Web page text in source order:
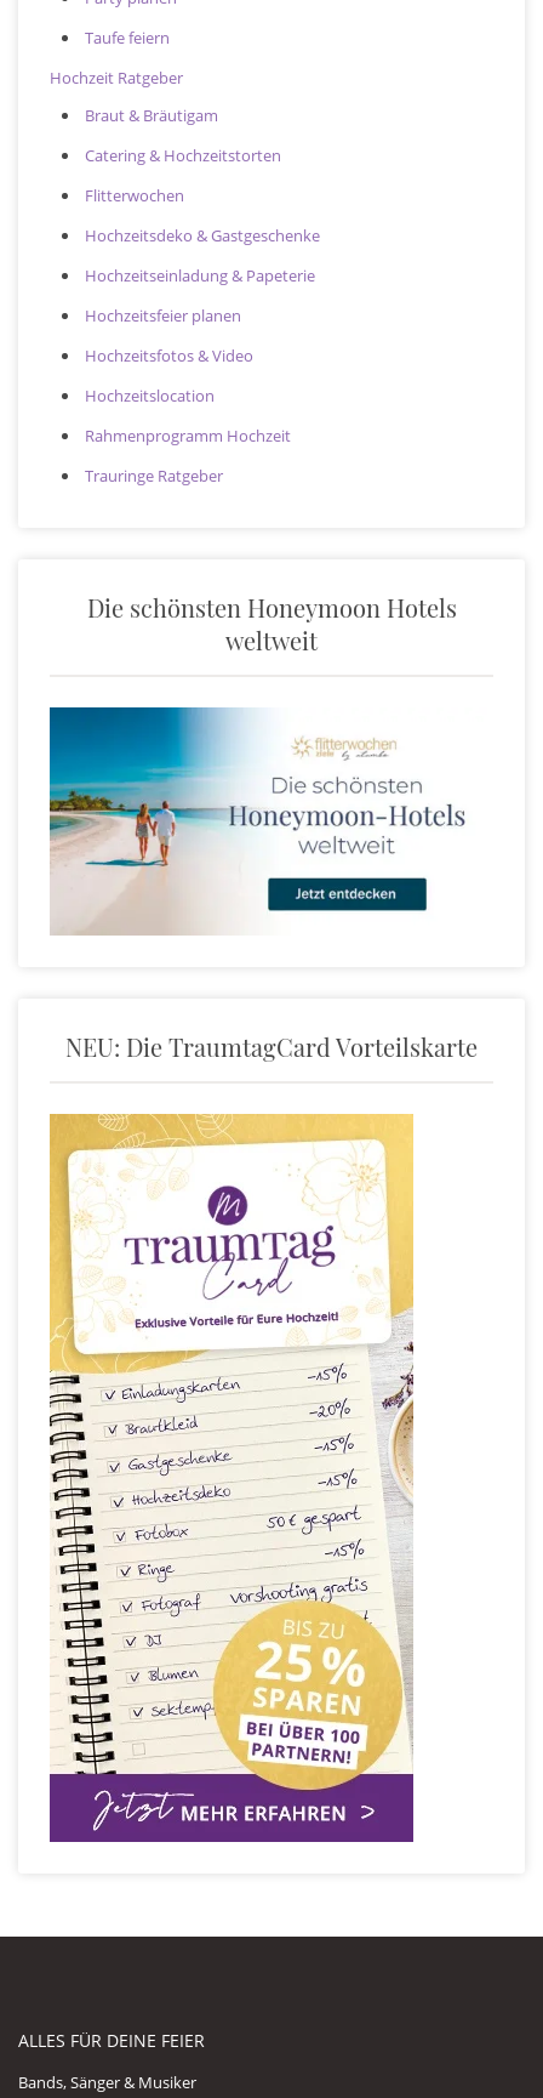
Taufe feiern
Hochzeit Ratgeber
Braut & Bräutigam
Catering & Hochzeitstorten
Flitterwochen
Hochzeitsdeko & Gastgeschenke
Hochzeitseinladung & Papeterie
Hochzeitsfeier planen
Hochzeitsfotos & Video
Hochzeitslocation
Rahmenprogramm Hochzeit
Trauringe Ratgeber
Die schönsten Honeymoon Hotels
weltweit
NEU: Die TraumtagCard Vorteilskarte
ALLES FÜR DEINE FEIER
Bands, Sänger & Musiker